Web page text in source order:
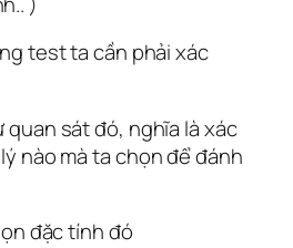
test ta cần phải xác
quan sát đó, nghĩa là xác
nào mà ta chọn để đánh
đặc tính đó